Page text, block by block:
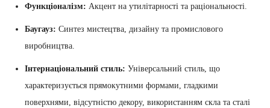
Функціоналізм: Акцент на утилітарності та раціональності.
Баугауз: Синтез мистецтва, дизайну та промислового
виробництва.
Інтернаціональний стиль: Універсальний стиль, що
характеризується прямокутними формами, гладкими
поверхнями, відсутністю декору, використанням скла та сталі